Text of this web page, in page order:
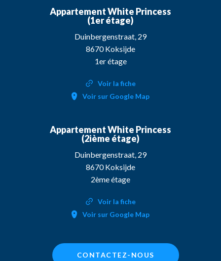
Appartement White Princess
(1er étage)
Duinbergenstraat, 29
8670 Koksijde
1er étage
Voir la fiche
Voir sur Google Map
Appartement White Princess
(2ième étage)
Duinbergenstraat, 29
8670 Koksijde
2ème étage
Voir la fiche
Voir sur Google Map
CONTACTEZ-NOUS